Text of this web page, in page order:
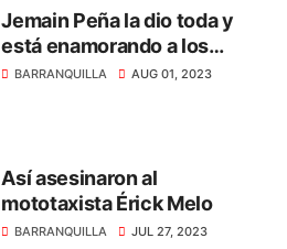
Jemain Peña la dio toda y
está enamorando a los
hinchas del Junior
BARRANQUILLA AUG 01, 2023
Así asesinaron al
mototaxista Érick Melo
BARRANQUILLA JUL 27, 2023